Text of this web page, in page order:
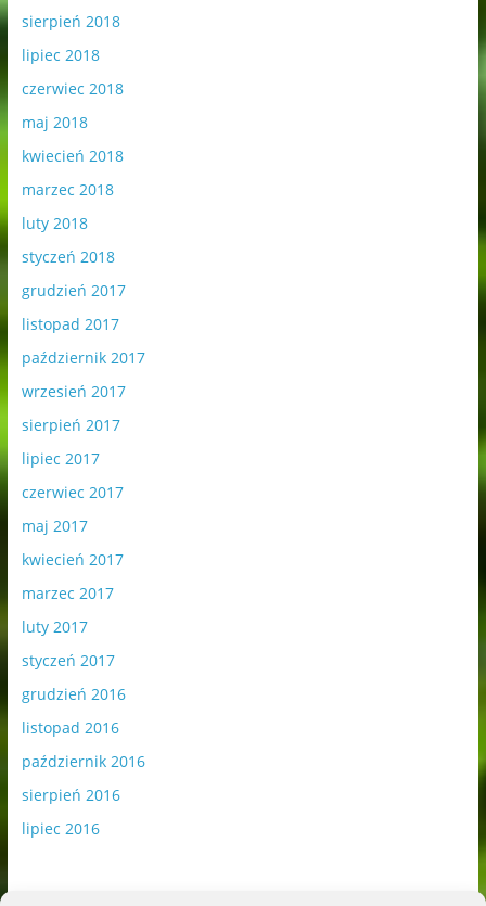
sierpień 2018
lipiec 2018
czerwiec 2018
maj 2018
kwiecień 2018
marzec 2018
luty 2018
styczeń 2018
grudzień 2017
listopad 2017
październik 2017
wrzesień 2017
sierpień 2017
lipiec 2017
czerwiec 2017
maj 2017
kwiecień 2017
marzec 2017
luty 2017
styczeń 2017
grudzień 2016
listopad 2016
październik 2016
sierpień 2016
lipiec 2016